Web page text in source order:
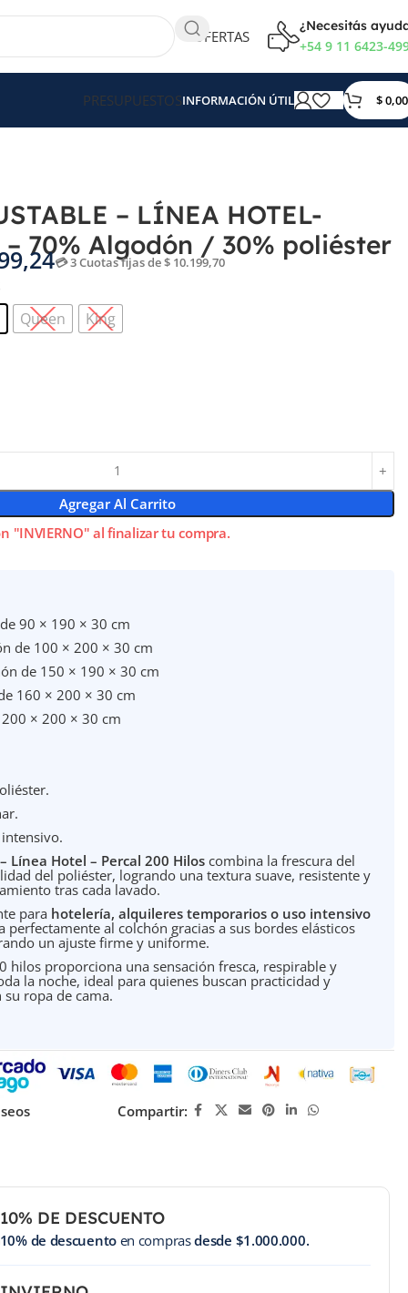
OFERTAS
¿Necesitás
+54 9 11 6423-
PRESUPUESTOSINFORMACIÓN ÚTIL $0,00
– LÍNEA HOTEL-
– 70% Algodón / 30% poliéster
💳 3 Cuotas fijas de $ 10.199,70
Queen
King
Agregar Al Carrito
"INVIERNO" al finalizar tu compra.
90 × 190 × 30 cm
de 100 × 200 × 30 cm
de 150 × 190 × 30 cm
160 × 200 × 30 cm
× 200 × 30 cm
Línea Hotel – Percal 200 Hiloscombina la frescura del
del poliéster, logrando una textura suave, resistente y
tras cada lavado.
para hotelería, alquileres temporarios o uso intensivo
perfectamente al colchón gracias a sus bordes elásticos
un ajuste firme y uniforme.
hilos proporciona una sensación fresca, respirable y
la noche, ideal para quienes buscan practicidad y
ropa de cama.
Compartir:
10% DE DESCUENTO
10% de descuentoen comprasdesde $1.000.000.